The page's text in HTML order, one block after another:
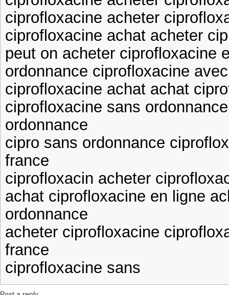
ciprofloxacine acheter
ciprofloxacine achat acheter
peut on acheter ciprofloxacine
ordonnance ciprofloxacine
ciprofloxacine achat achat
ciprofloxacine sans
ordonnance
cipro sans ordonnance
france
ciprofloxacin acheter
achat ciprofloxacine en ligne
ordonnance
acheter ciprofloxacine
france
ciprofloxacine sans